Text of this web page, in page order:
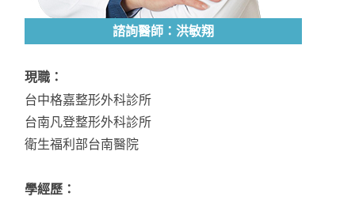
諮詢醫師：洪敏翔
現職：
台中格嘉整形外科診所
台南凡登整形外科診所
衛生福利部台南醫院
學經歷：